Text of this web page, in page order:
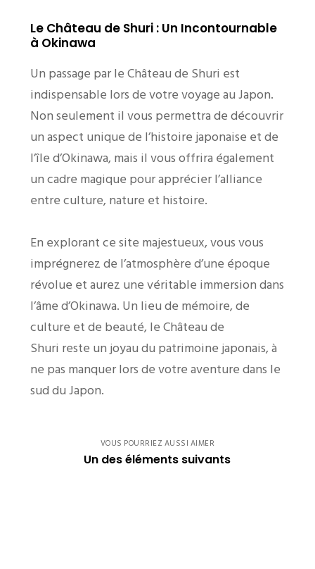
Le Château de Shuri : Un Incontournable
à Okinawa
Un passage par le Château de Shuri est
indispensable lors de votre voyage au Japon.
Non seulement il vous permettra de découvrir
un aspect unique de l’histoire japonaise et de
l’île d’Okinawa, mais il vous offrira également
un cadre magique pour apprécier l’alliance
entre culture, nature et histoire.
En explorant ce site majestueux, vous vous
imprégnerez de l’atmosphère d’une époque
révolue et aurez une véritable immersion dans
l’âme d’Okinawa. Un lieu de mémoire, de
culture et de beauté, le Château de
Shuri reste un joyau du patrimoine japonais, à
ne pas manquer lors de votre aventure dans le
sud du Japon.
VOUS POURRIEZ AUSSI AIMER
Un des éléments suivants